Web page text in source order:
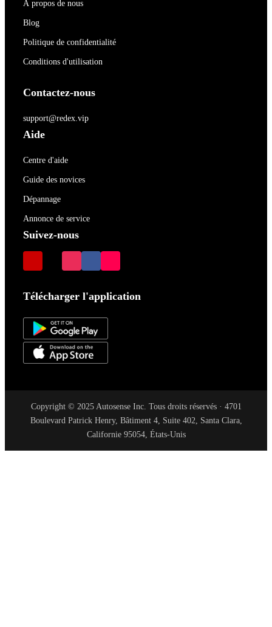
À propos de nous
Blog
Politique de confidentialité
Conditions d'utilisation
Contactez-nous
support@redex.vip
Aide
Centre d'aide
Guide des novices
Dépannage
Annonce de service
Suivez-nous
Télécharger l'application
Copyright © 2025 Autosense Inc. Tous droits réservés · 4701
Boulevard Patrick Henry, Bâtiment 4, Suite 402, Santa Clara,
Californie 95054, États-Unis